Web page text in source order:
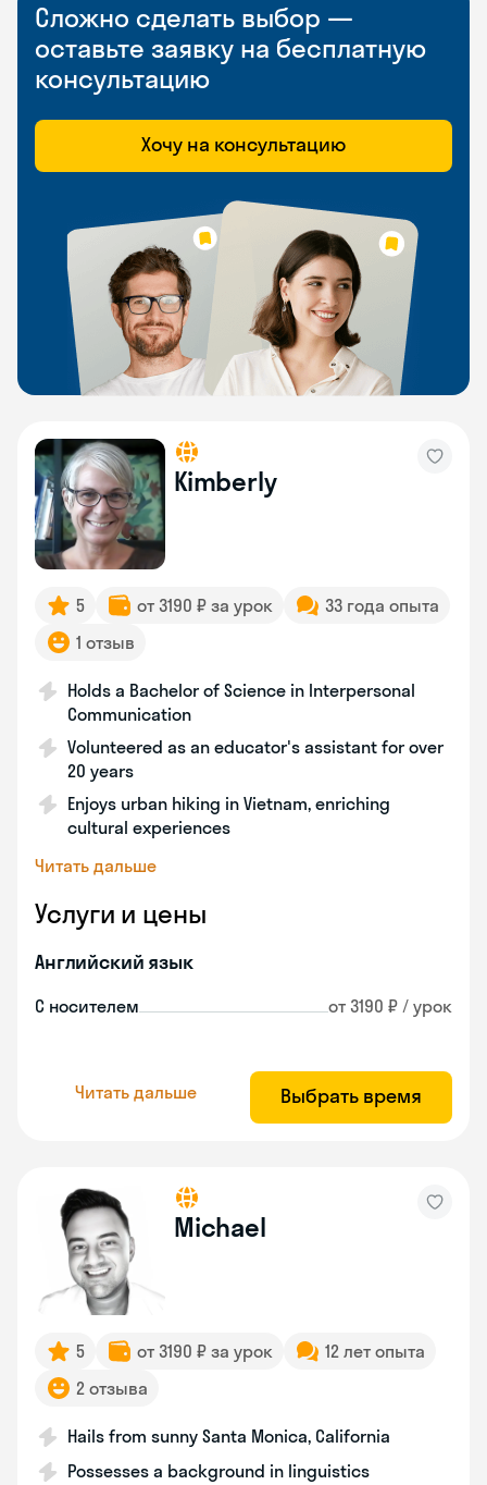
Сложно сделать выбор —
оставьте заявку на бесплатную
консультацию
Хочу на консультацию
Kimberly
5 от 3190 ₽ за урок
33 года опыта
1 отзыв
Holds a Bachelor of Science in Interpersonal
Communication
Volunteered as an educator's assistant for over
20 years
Enjoys urban hiking in Vietnam, enriching
cultural experiences
Читать дальше
Услуги и цены
Английский язык
С носителем от 3190 ₽ / урок
Читать дальше Выбрать время
Michael
5 от 3190 ₽ за урок
12 лет опыта
2 отзыва
Hails from sunny Santa Monica, California
Possesses a background in linguistics